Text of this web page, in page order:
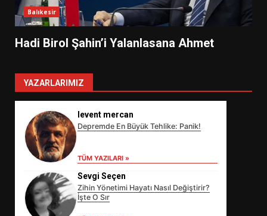
Balıkesir
Hadi Birol Şahin’i Yalanlasana Ahmet
YAZARLARIMIZ
levent mercan
Depremde En Büyük Tehlike: Panik!
TÜM YAZILARI »
Sevgi Seçen
Zihin Yönetimi Hayatı Nasıl Değiştirir?
İşte O Sır